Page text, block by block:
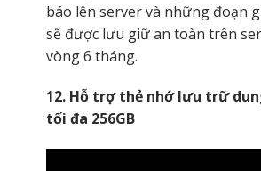
báo lên server và những đoạn
sẽ được lưu giữ an toàn trên
vòng 6 tháng.
12. Hỗ trợ thẻ nhớ lưu trữ
tối đa 256GB